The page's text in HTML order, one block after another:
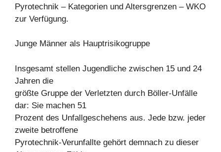
Pyrotechnik – Kategorien und Altersgrenzen – WKO
zur Verfügung.
Junge Männer als Hauptrisikogruppe
Insgesamt stellen Jugendliche zwischen 15 und 24
Jahren die
größte Gruppe der Verletzten durch Böller-Unfälle
dar: Sie machen 51
Prozent des Unfallgeschehens aus. Jede bzw. jeder
zweite betroffene
Pyrotechnik-Verunfallte gehört demnach zu dieser